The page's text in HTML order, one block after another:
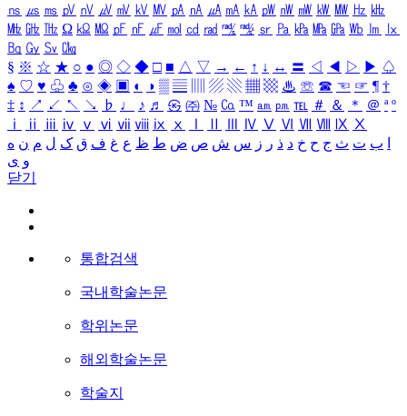
㎱ ㎲ ㎳ ㎴ ㎵ ㎶ ㎷ ㎸ ㎹ ㎀ ㎁ ㎂ ㎃ ㎄ ㎺ ㎻ ㎽ ㎾ ㎿ ㎐ ㎑
㎒ ㎓ ㎔ Ω ㏀ ㏁ ㎊ ㎋ ㎌ ㏖ ㏅ ㎭ ㎮ ㎯ ㏛ ㎩ ㎪ ㎫ ㎬ ㏝ ㏐
㏓
㏃ ㏉ ㏜ ㏆
§ ※ ☆ ★ ○ ● ◎ ◇ ◆ □ ■ △ ▽ → ← ↑ ↓ ↔ 〓 ◁ ◀ ▷ ▶ ♤
♠ ♡ ♥ ♧ ♣ ⊙ ◈ ▣ ◐ ◑ ▒ ▤ ▨ ▧ ▦ ▩ ♨ ☏ ☎ ☜ ☞ ¶ †
‡ ↕ ↗ ↙ ↖ ↘ ♭ ♩ ♪ ♬ ㉿ ㈜ № ㏇ ™ ㏂ ㏘ ℡ ＃ ＆ ＊ ＠ ª º
ⅰ
ⅱ ⅲ ⅳ ⅴ ⅵ ⅶ ⅷ ⅸ ⅹ Ⅳ Ⅴ Ⅵ Ⅶ Ⅷ Ⅸ Ⅹ
ب ت ث ج ح خ د ذ ر ز س ش ص ض ط ظ ع غ ف ق ک ل م ن ه
و ی
닫기
통합검색
국내학술논문
학위논문
해외학술논문
학술지